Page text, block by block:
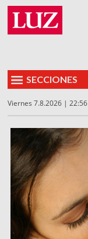
SECCIONES
Viernes 7.8.2026 | 22:56